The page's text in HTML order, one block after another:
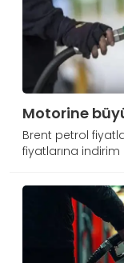
Motorine
Brent petrol
fiyatlarına